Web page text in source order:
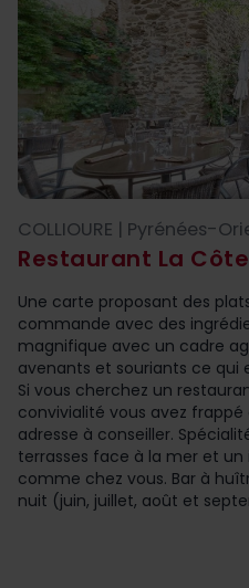
Restaurant La Côte
COLLIOURE | Pyrénées-
Une carte proposant des
commande avec des
magnifique avec un cadre
avenants et souriants ce qui
Si vous cherchez un
convivialité vous avez
adresse à conseiller.
terrasses face à la mer et un
comme chez vous. Bar à
nuit (juin, juillet, août et